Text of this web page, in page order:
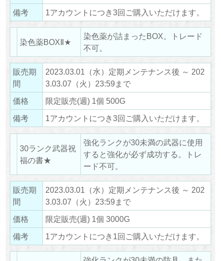
備考
1アカウントにつき3回ご購入いただけます。
染色薬BOXⅡ★
染色薬が詰まったBOX。トレード
不可。
販売期
間
2023.03.01（水）定期メンテナンス後 ～ 202
3.03.07（火）23:59まで
価格
限定販売(週) 1個 500G
備考
1アカウントにつき3回ご購入いただけます。
30ランク武器祝
福の書★
強化ランクが30未満の武器に使用
すると強化が必ず成功する。トレ
ード不可。
販売期
間
2023.03.01（水）定期メンテナンス後 ～ 202
3.03.07（火）23:59まで
価格
限定販売(週) 1個 3000G
備考
1アカウントにつき1回ご購入いただけます。